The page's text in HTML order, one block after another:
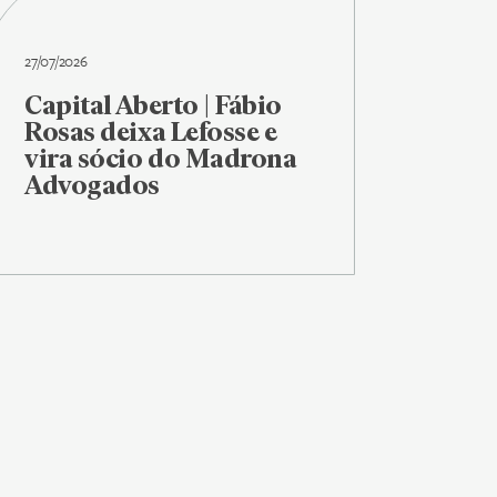
27/07/2026
Capital Aberto | Fábio
Rosas deixa Lefosse e
vira sócio do Madrona
Advogados